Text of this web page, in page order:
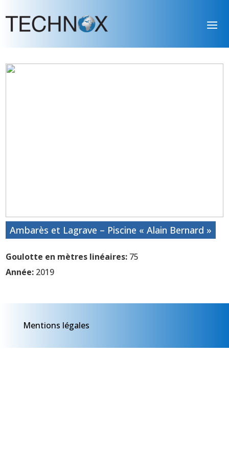
Ambarès et Lagrave – Piscine « Alain Bernard »
Goulotte en mètres linéaires: 75
Année: 2019
Mentions légales